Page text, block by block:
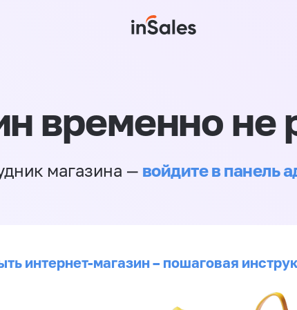
временно не
магазина — войдите в панель
интернет-магазин – пошаговая